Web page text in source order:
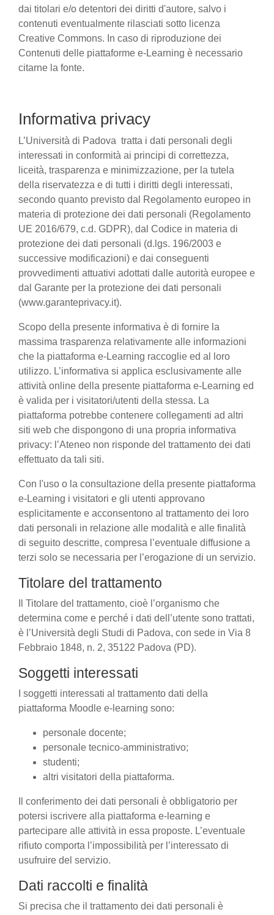
dai titolari e/o detentori dei diritti d'autore, salvo i
contenuti eventualmente rilasciati sotto licenza
Creative Commons. In caso di riproduzione dei
Contenuti delle piattaforme e-Learning è necessario
citarne la fonte.
Informativa privacy
L’Università di Padova tratta i dati personali degli
interessati in conformità ai principi di correttezza,
liceità, trasparenza e minimizzazione, per la tutela
della riservatezza e di tutti i diritti degli interessati,
secondo quanto previsto dal Regolamento europeo in
materia di protezione dei dati personali (Regolamento
UE 2016/679, c.d. GDPR), dal Codice in materia di
protezione dei dati personali (d.lgs. 196/2003 e
successive modificazioni) e dai conseguenti
provvedimenti attuativi adottati dalle autorità europee e
dal Garante per la protezione dei dati personali
(www.garanteprivacy.it).
Scopo della presente informativa è di fornire la
massima trasparenza relativamente alle informazioni
che la piattaforma e-Learning raccoglie ed al loro
utilizzo. L’informativa si applica esclusivamente alle
attività online della presente piattaforma e-Learning ed
è valida per i visitatori/utenti della stessa. La
piattaforma potrebbe contenere collegamenti ad altri
siti web che dispongono di una propria informativa
privacy: l’Ateneo non risponde del trattamento dei dati
effettuato da tali siti.
Con l'uso o la consultazione della presente piattaforma
e-Learning i visitatori e gli utenti approvano
esplicitamente e acconsentono al trattamento dei loro
dati personali in relazione alle modalità e alle finalità
di seguito descritte, compresa l’eventuale diffusione a
terzi solo se necessaria per l’erogazione di un servizio.
Titolare del trattamento
Il Titolare del trattamento, cioè l’organismo che
determina come e perché i dati dell’utente sono trattati,
è l’Università degli Studi di Padova, con sede in Via 8
Febbraio 1848, n. 2, 35122 Padova (PD).
Soggetti interessati
I soggetti interessati al trattamento dati della
piattaforma Moodle e-learning sono:
personale docente;
personale tecnico-amministrativo;
studenti;
altri visitatori della piattaforma.
Il conferimento dei dati personali è obbligatorio per
potersi iscrivere alla piattaforma e-learning e
partecipare alle attività in essa proposte. L’eventuale
rifiuto comporta l’impossibilità per l’interessato di
usufruire del servizio.
Dati raccolti e finalità
Si precisa che il trattamento dei dati personali è